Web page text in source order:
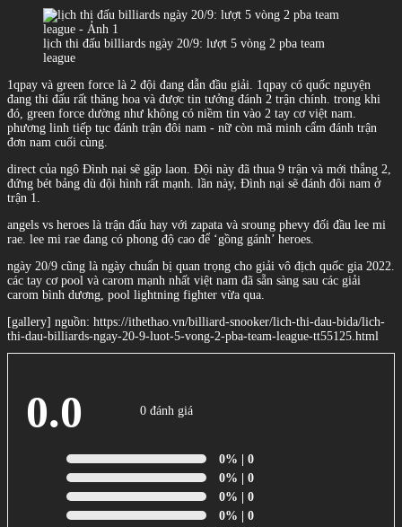
lịch thi đấu billiards ngày 20/9: lượt 5 vòng 2 pba team
league
1qpay và green force là 2 đội đang dẫn đầu giải. 1qpay có quốc nguyện
đang thi đấu rất thăng hoa và được tin tưởng đánh 2 trận chính. trong khi
đó, green force dường như không có niềm tin vào 2 tay cơ việt nam.
phương linh tiếp tục đánh trận đôi nam - nữ còn mã minh cẩm đánh trận
đơn nam cuối cùng.
direct của ngô Đình nại sẽ gặp laon. Đội này đã thua 9 trận và mới thắng 2,
đứng bét bảng dù đội hình rất mạnh. lần này, Đình nại sẽ đánh đôi nam ở
trận 1.
angels vs heroes là trận đấu hay với zapata và sroung phevy đối đầu lee mi
rae. lee mi rae đang có phong độ cao để ‘gồng gánh’ heroes.
ngày 20/9 cũng là ngày chuẩn bị quan trọng cho giải vô địch quốc gia 2022.
các tay cơ pool và carom mạnh nhất việt nam đã sẵn sàng sau các giải
carom bình dương, pool lightning fighter vừa qua.
[gallery] nguồn: https://ithethao.vn/billiard-snooker/lich-thi-dau-bida/lich-
thi-dau-billiards-ngay-20-9-luot-5-vong-2-pba-team-league-tt55125.html
0.0 0 đánh giá
0% | 0
0% | 0
0% | 0
0% | 0